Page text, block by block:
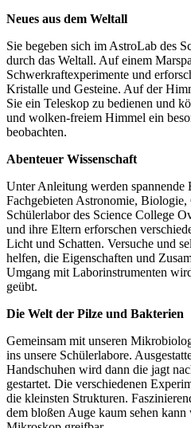
Neues aus dem Weltall
Sie begeben sich im AstroLab des
durch das Weltall. Auf einem
Schwerkraftexperimente und
Kristalle und Gesteine. Auf der
Sie ein Teleskop zu bedienen und
und wolken-freiem Himmel ein
beobachten.
Abenteuer Wissenschaft
Unter Anleitung werden spannende
Fachgebieten Astronomie,
Schülerlabor des Science College
und ihre Eltern erforschen
Licht und Schatten. Versuche und
helfen, die Eigenschaften und
Umgang mit Laborinstrumenten
geübt.
Die Welt der Pilze und Bakterien
Gemeinsam mit unseren
ins unsere Schülerlabore.
Handschuhen wird dann die jagt
gestartet. Die verschiedenen
die kleinsten Strukturen.
dem bloßen Auge kaum sehen